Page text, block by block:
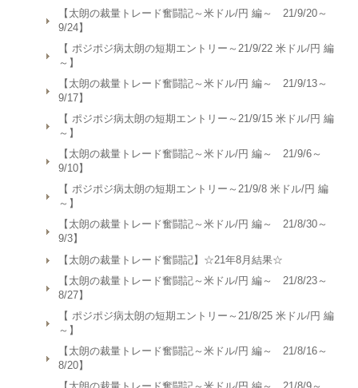
【太朗の裁量トレード奮闘記～米ドル/円 編～ 21/9/20～
9/24】
【 ポジポジ病太朗の短期エントリー～21/9/22 米ドル/円 編
～】
【太朗の裁量トレード奮闘記～米ドル/円 編～ 21/9/13～
9/17】
【 ポジポジ病太朗の短期エントリー～21/9/15 米ドル/円 編
～】
【太朗の裁量トレード奮闘記～米ドル/円 編～ 21/9/6～
9/10】
【 ポジポジ病太朗の短期エントリー～21/9/8 米ドル/円 編
～】
【太朗の裁量トレード奮闘記～米ドル/円 編～ 21/8/30～
9/3】
【太朗の裁量トレード奮闘記】☆21年8月結果☆
【太朗の裁量トレード奮闘記～米ドル/円 編～ 21/8/23～
8/27】
【 ポジポジ病太朗の短期エントリー～21/8/25 米ドル/円 編
～】
【太朗の裁量トレード奮闘記～米ドル/円 編～ 21/8/16～
8/20】